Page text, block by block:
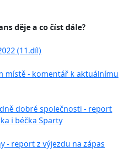
děje a co číst dále?
(11.díl)
místě - komentář k aktuálnímu
dobré společnosti - report
i béčka Sparty
- report z výjezdu na zápas